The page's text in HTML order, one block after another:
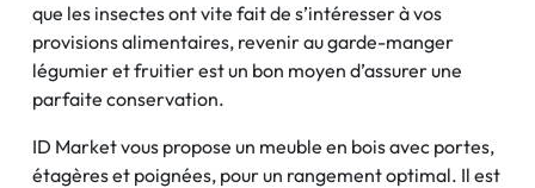
que les insectes ont vite fait de s’intéresser à vos
provisions alimentaires, revenir au garde-manger
légumier et fruitier est un bon moyen d’assurer une
parfaite conservation.
ID Market vous propose un meuble en bois avec portes,
étagères et poignées, pour un rangement optimal. Il est